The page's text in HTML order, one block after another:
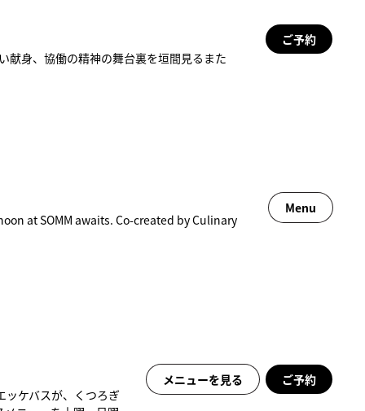
献身、協働の精神の舞台裏を垣間見るまた
ご予約
at SOMM awaits. Co-created by Culinary
Menu
ッケバスが、くつろぎ
メニューを見る ご予約